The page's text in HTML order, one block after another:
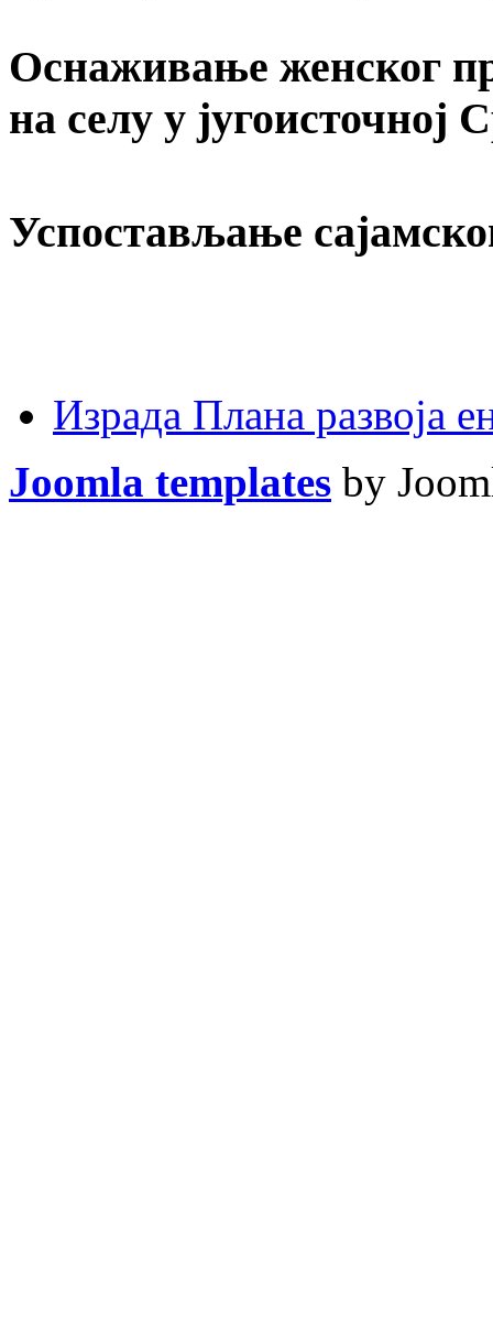
Оснаживање женског
на селу у југоисточној
Успостављање
Израда Плана развоја
Joomla templates by